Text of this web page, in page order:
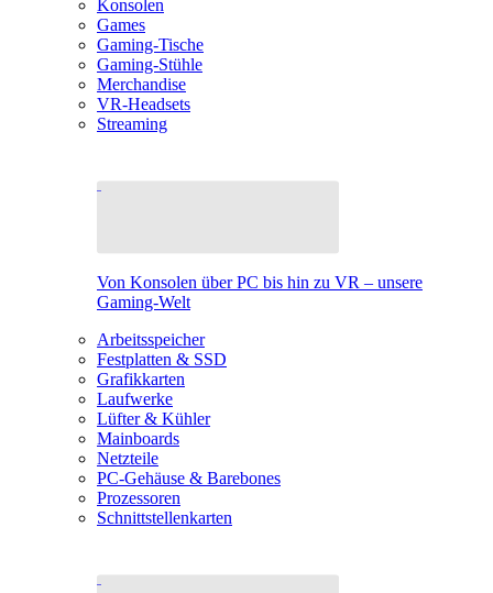
Konsolen
Games
Gaming-Tische
Gaming-Stühle
Merchandise
VR-Headsets
Streaming
Von Konsolen über PC bis hin zu VR – unsere
Gaming-Welt
Arbeitsspeicher
Festplatten & SSD
Grafikkarten
Laufwerke
Lüfter & Kühler
Mainboards
Netzteile
PC-Gehäuse & Barebones
Prozessoren
Schnittstellenkarten